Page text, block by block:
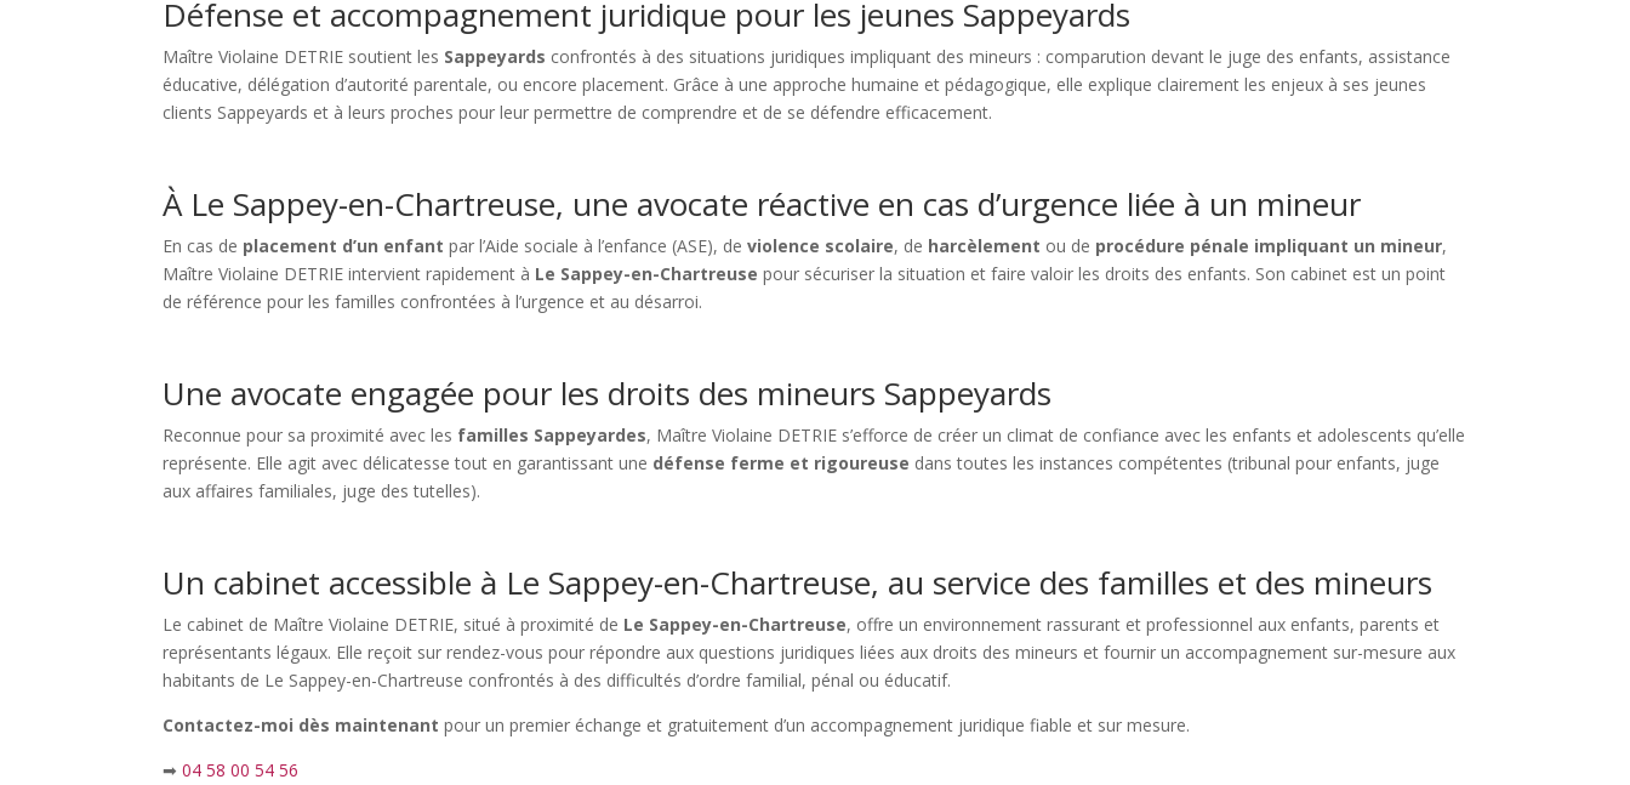
Défense et accompagnement juridique pour les jeunes Sappeyards
Maître Violaine DETRIE soutient les Sappeyards confrontés à des situations juridiques impliquant des mineurs : comparution devant le juge des enfants, assistance
éducative, délégation d’autorité parentale, ou encore placement. Grâce à une approche humaine et pédagogique, elle explique clairement les enjeux à ses jeunes
clients Sappeyards et à leurs proches pour leur permettre de comprendre et de se défendre efficacement.
À Le Sappey-en-Chartreuse, une avocate réactive en cas d’urgence liée à un mineur
En cas de placement d’un enfant par l’Aide sociale à l’enfance (ASE), deviolence scolaire, de harcèlement ou de procédure pénale impliquant un mineur,
Maître Violaine DETRIE intervient rapidement à Le Sappey-en-Chartreusepour sécuriser la situation et faire valoir les droits des enfants. Son cabinet est un point
de référence pour les familles confrontées à l’urgence et au désarroi.
Une avocate engagée pour les droits des mineurs Sappeyards
Reconnue pour sa proximité avec les familles Sappeyardes, Maître Violaine DETRIE s’efforce de créer un climat de confiance avec les enfants et adolescents qu’elle
représente. Elle agit avec délicatesse tout en garantissant une défense ferme et rigoureuse dans toutes les instances compétentes (tribunal pour enfants, juge
aux affaires familiales, juge des tutelles).
Un cabinet accessible à Le Sappey-en-Chartreuse, au service des familles et des mineurs
Le cabinet de Maître Violaine DETRIE, situé à proximité de Le Sappey-en-Chartreuse, offre un environnement rassurant et professionnel aux enfants, parents et
représentants légaux. Elle reçoit sur rendez-vous pour répondre aux questions juridiques liées aux droits des mineurs et fournir un accompagnement sur-mesure aux
habitants de Le Sappey-en-Chartreuse confrontés à des difficultés d’ordre familial, pénal ou éducatif.
Contactez-moi dès maintenant pour un premier échange et gratuitement d’un accompagnement juridique fiable et sur mesure.
➡04 58 00 54 56